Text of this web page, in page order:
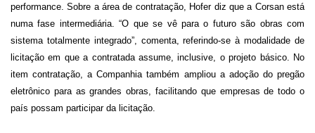
performance. Sobre a área de contratação, Hofer diz que a Corsan está
numa fase intermediária. “O que se vê para o futuro são obras com
sistema totalmente integrado”, comenta, referindo-se à modalidade de
licitação em que a contratada assume, inclusive, o projeto básico. No
item contratação, a Companhia também ampliou a adoção do pregão
eletrônico para as grandes obras, facilitando que empresas de todo o
país possam participar da licitação.